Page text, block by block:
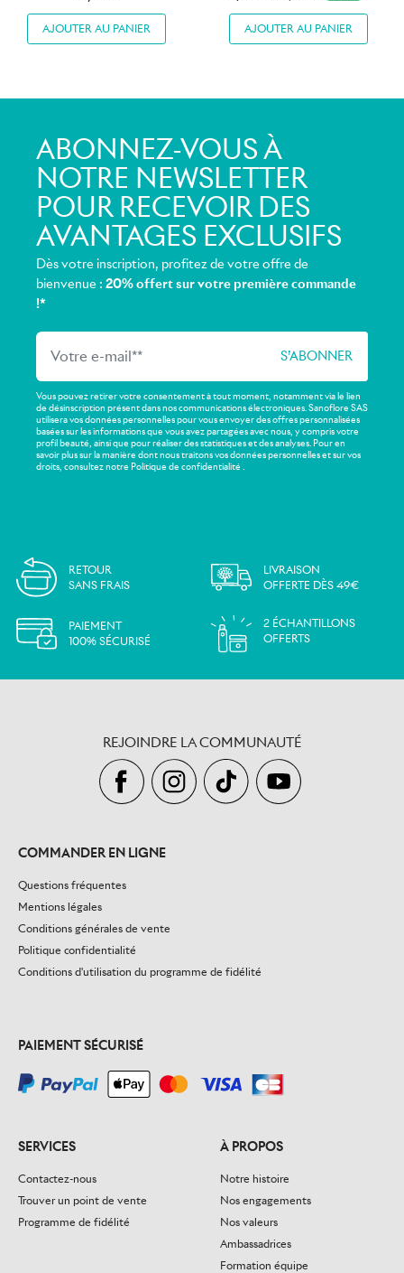
AJOUTER AU PANIER AJOUTER AU PANIER
ABONNEZ-VOUS À
NOTRE NEWSLETTER
POUR RECEVOIR DES
AVANTAGES EXCLUSIFS
Dès votre inscription, profitez de votre offre de
bienvenue : 20% offert sur votre première commande
!*
Vous pouvez retirer votre consentement à tout moment, notamment via le lien
de désinscription présent dans nos communications électroniques. Sanoflore SAS
utilisera vos données personnelles pour vous envoyer des offres personnalisées
basées sur les informations que vous avez partagées avec nous, y compris votre
profil beauté, ainsi que pour réaliser des statistiques et des analyses. Pour en
savoir plus sur la manière dont nous traitons vos données personnelles et sur vos
droits, consultez notre Politique de confidentialité .
RETOUR
SANS FRAIS
LIVRAISON
OFFERTE DÈS 49€
PAIEMENT
100% SÉCURISÉ
2 ÉCHANTILLONS
OFFERTS
REJOINDRE LA COMMUNAUTÉ
COMMANDER EN LIGNE
Questions fréquentes
Mentions légales
Conditions générales de vente
Politique confidentialité
Conditions d'utilisation du programme de fidélité
PAIEMENT SÉCURISÉ
SERVICES
Contactez-nous
Trouver un point de vente
Programme de fidélité
À PROPOS
Notre histoire
Nos engagements
Nos valeurs
Ambassadrices
Formation équipe